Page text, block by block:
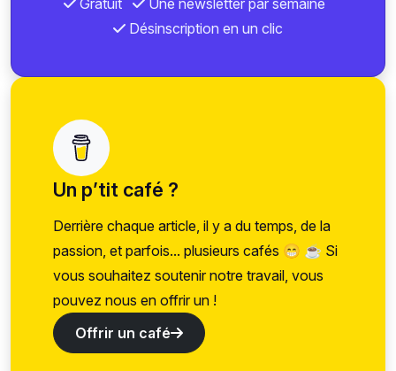
Gratuit
Une newsletter par semaine
Désinscription en un clic
Un p’tit café ?
Derrière chaque article, il y a du temps, de la
passion, et parfois... plusieurs cafés 😁 ☕ Si
vous souhaitez soutenir notre travail, vous
pouvez nous en offrir un !
Offrir un café